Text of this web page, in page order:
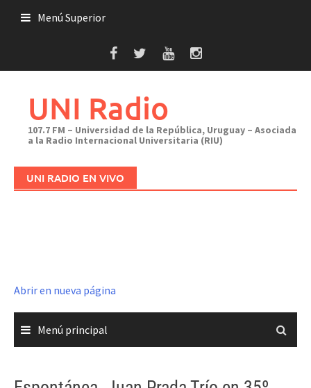
Menú Superior
UNI Radio
107.7 FM – Universidad de la República, Uruguay – Asociada
a la Radio Internacional Universitaria (RIU)
UNI RADIO EN VIVO
Abrir en nueva página
Menú principal